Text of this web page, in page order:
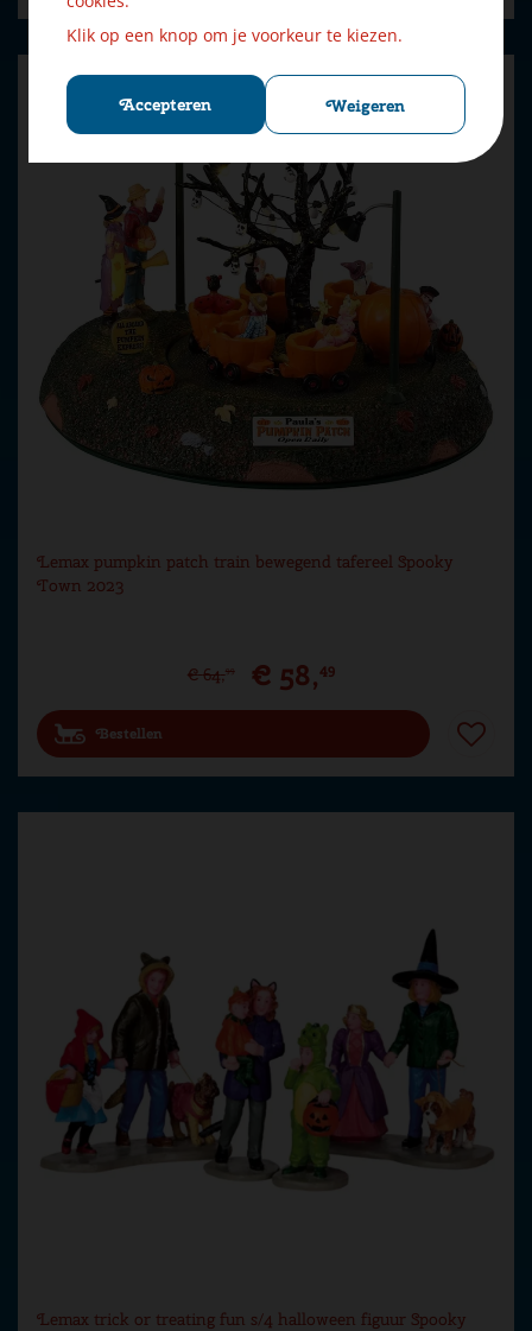
Klik op een knop om je voorkeur te kiezen.
Accepteren Weigeren
Lemax pumpkin patch train bewegend tafereel Spooky
Town 2023
€ 64,99 € 58,49
Bestellen
Lemax trick or treating fun s/4 halloween figuur Spooky